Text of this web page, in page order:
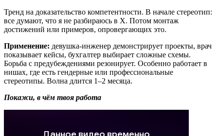
Тренд на доказательство компетентности. В начале стереотип:
все думают, что я не разбираюсь в X. Потом монтаж
достижений или примеров, опровергающих это.
Применение: девушка-инженер демонстрирует проекты, врач
показывает кейсы, бухгалтер выбирает сложные схемы.
Борьба с предубеждениями резонирует. Особенно работает в
нишах, где есть гендерные или профессиональные
стереотипы. Волна длится 1–2 месяца.
Покажи, в чём твоя работа